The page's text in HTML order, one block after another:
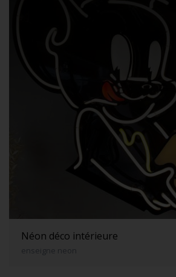
Néon déco intérieure
enseigne neon